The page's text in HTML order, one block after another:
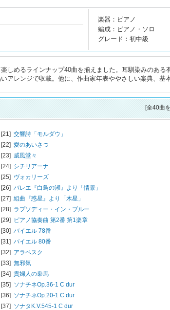
楽器：ピアノ
編成：ピアノ・ソロ
グレード：初中級
しめるラインナップ40曲を揃えました。耳馴染みのある
アレンジで収載。他に、作曲家年表ややさしい楽典、基
[全40曲
[21] 交響詩「モルダウ」
[22] 愛のあいさつ
[23] 威風堂々
[24] シチリアーナ
[25] ヴォカリーズ
[26] バレエ『白鳥の湖』より「情景」
[27] 組曲『惑星』より「木星」
[28] ラプソディー・イン・ブルー
[29] ピアノ協奏曲 第2番 第1楽章
[30] バイエル 78番
[31] バイエル 80番
[32] アラベスク
[33] 無邪気
[34] 貴婦人の乗馬
[35] ソナチネOp.36-1 C dur
[36] ソナチネOp.20-1 C dur
[37] ソナタK.V.545-1 C dur